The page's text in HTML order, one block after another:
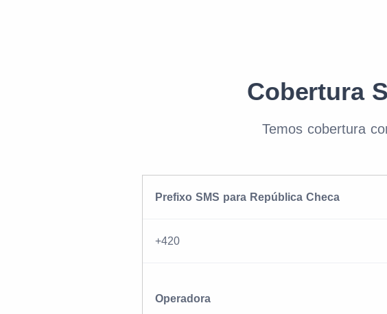
Cobertura
Temos cobertura
Prefixo SMS para República Checa
+420
Operadora